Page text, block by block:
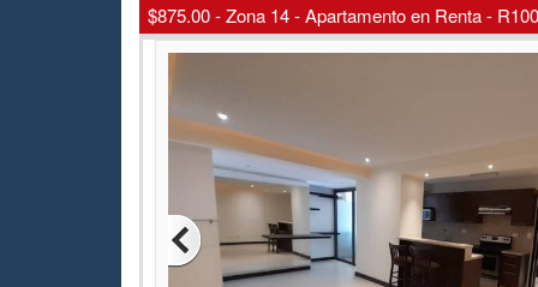
$875.00 - Zona 14 - Apartamento en Renta -